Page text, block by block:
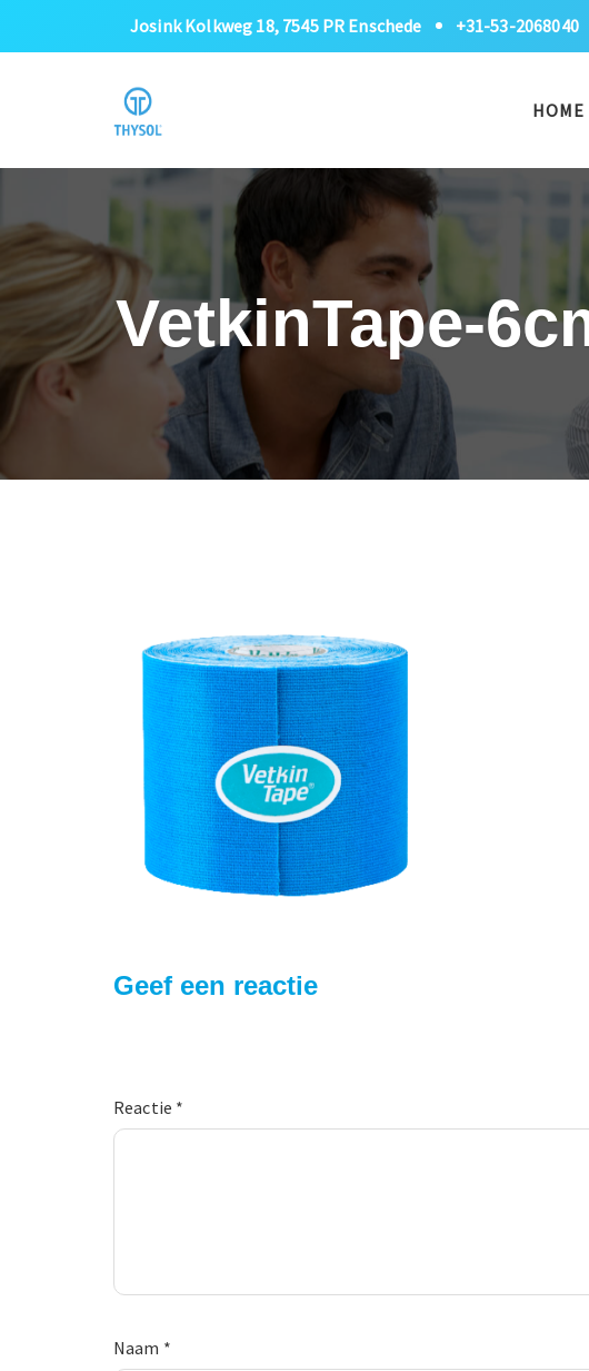
Josink Kolkweg 18, 7545 PR Enschede +31-53-2068040
HOME
VetkinTape-
Geef een reactie
Reactie *
Naam *